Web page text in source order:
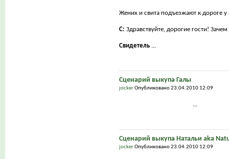
Жених и свита подъезжают к дороге
С: Здравствуйте, дорогие гости!
Свидетель...
Сценарий выкупа Галы
jockerОпубликовано 23.04.2010 12:09
...
Сценарий выкупа Натальи aka
jockerОпубликовано 23.04.2010 12:09